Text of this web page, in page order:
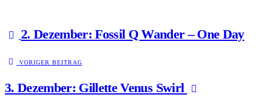
2. Dezember: Fossil Q Wander – One Day
VORIGER BEITRAG
3. Dezember: Gillette Venus Swirl